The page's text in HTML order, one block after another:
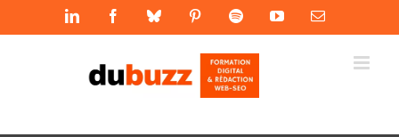
LinkedIn FacebookBluesky PinterestSpotifyYouTubeEmail